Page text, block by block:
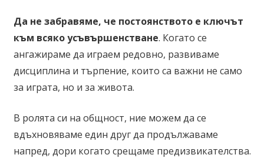
Да не забравяме, че постоянството е ключът
към всяко усъвършенстване. Когато се
ангажираме да играем редовно, развиваме
дисциплина и търпение, които са важни не само
за играта, но и за живота.
В ролята си на общност, ние можем да се
вдъхновяваме един друг да продължаваме
напред, дори когато срещаме предизвикателства.